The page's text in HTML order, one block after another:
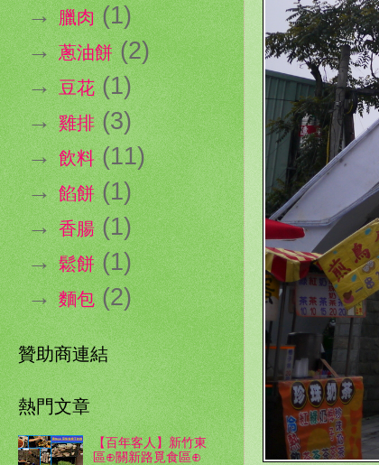
→臘肉(1)
→蔥油餅(2)
→豆花(1)
→雞排(3)
→飲料(11)
→餡餅(1)
→香腸(1)
→鬆餅(1)
→麵包(2)
贊助商連結
熱門文章
【百年客人】新竹東
區⊕關新路覓食區⊕